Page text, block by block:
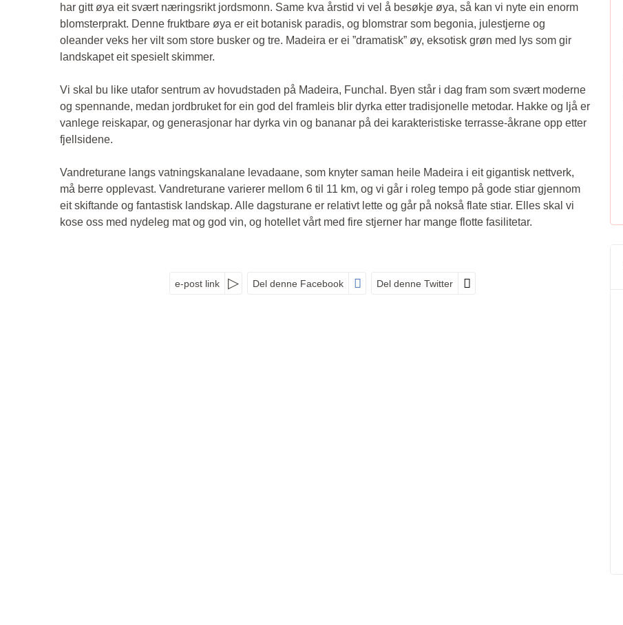
har gitt øya eit svært næringsrikt jordsmonn. Same kva årstid vi vel å besøkje øya, så kan vi nyte ein enorm
blomsterprakt. Denne fruktbare øya er eit botanisk paradis, og blomstrar som begonia, julestjerne og
oleander veks her vilt som store busker og tre. Madeira er ei ”dramatisk” øy, eksotisk grøn med lys som gir
landskapet eit spesielt skimmer.
Vi skal bu like utafor sentrum av hovudstaden på Madeira, Funchal. Byen står i dag fram som svært moderne
og spennande, medan jordbruket for ein god del framleis blir dyrka etter tradisjonelle metodar. Hakke og ljå er
vanlege reiskapar, og generasjonar har dyrka vin og bananar på dei karakteristiske terrasse-åkrane opp etter
fjellsidene.
Vandreturane langs vatningskanalane levadaane, som knyter saman heile Madeira i eit gigantisk nettverk,
må berre opplevast. Vandreturane varierer mellom 6 til 11 km, og vi går i roleg tempo på gode stiar gjennom
eit skiftande og fantastisk landskap. Alle dagsturane er relativt lette og går på nokså flate stiar. Elles skal vi
kose oss med nydeleg mat og god vin, og hotellet vårt med fire stjerner har mange flotte fasilitetar.
e-post link Del denne Facebook Del denne Twitter